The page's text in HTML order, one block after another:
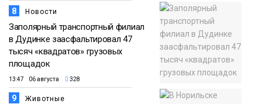
8 Новости
Заполярный транспортный филиал
в Дудинке заасфальтировал 47
тысяч «квадратов» грузовых
площадок
13:47 06 августа 328
9 Животные